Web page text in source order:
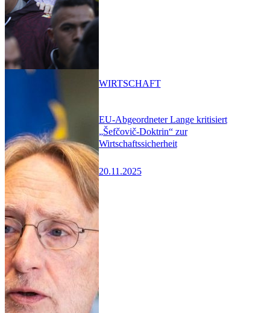
EU-Abgeordneter Lange kritisiert
„Šefčovič-Doktrin“ zur
Wirtschaftssicherheit
20.11.2025
WIRTSCHAFT